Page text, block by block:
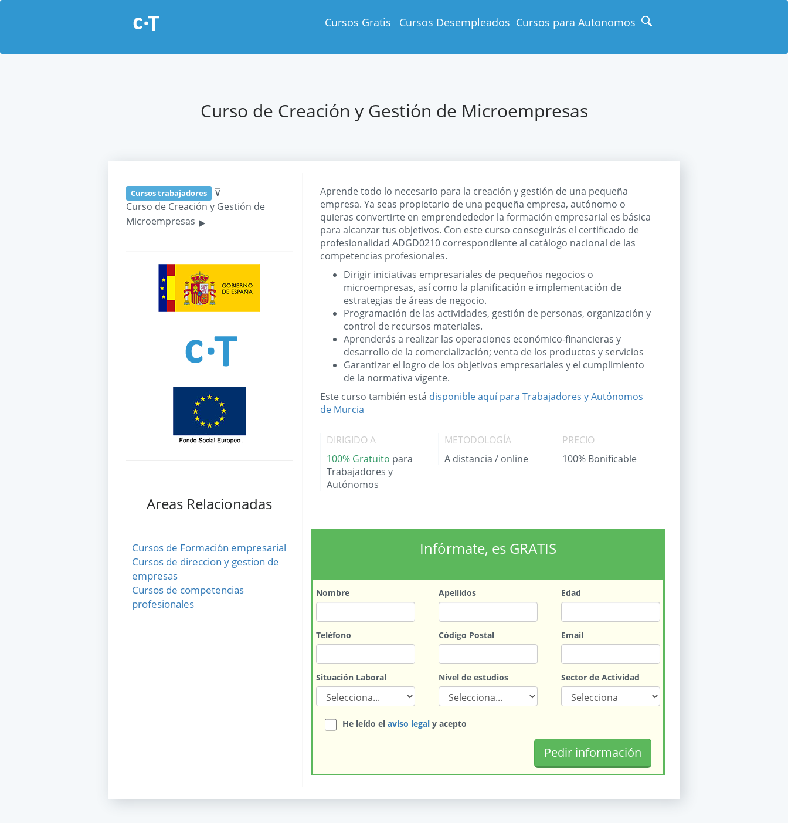
Cursos Gratis Cursos Desempleados Cursos para Autonomos
Curso de Creación y Gestión de Microempresas
Aprende todo lo necesario para la creación y gestión de una pequeña
empresa. Ya seas propietario de una pequeña empresa, autónomo o
quieras convertirte en emprendededor la formación empresarial es básica
para alcanzar tus objetivos. Con este curso conseguirás el certificado de
profesionalidad ADGD0210 correspondiente al catálogo nacional de las
competencias profesionales.
Dirigir iniciativas empresariales de pequeños negocios o
microempresas, así como la planificación e implementación de
estrategias de áreas de negocio.
Programación de las actividades, gestión de personas, organización y
control de recursos materiales.
Aprenderás a realizar las operaciones económico-financieras y
desarrollo de la comercialización; venta de los productos y servicios
Garantizar el logro de los objetivos empresariales y el cumplimiento
de la normativa vigente.
Este curso también está disponible aquí para Trabajadores y Autónomos
de Murcia
DIRIGIDO A
100% Gratuito para
Trabajadores y
Autónomos
METODOLOGÍA
A distancia / online
PRECIO
100% Bonificable
Infórmate, es GRATIS
Nombre Apellidos Edad
Teléfono Código Postal Email
Situación Laboral Nivel de estudios Sector de Actividad
He leído elaviso legal y acepto
Cursos trabajadores ⊽
Curso de Creación y Gestión de
Microempresas ‣
Areas Relacionadas
Cursos de Formación empresarial
Cursos de direccion y gestion de
empresas
Cursos de competencias
profesionales